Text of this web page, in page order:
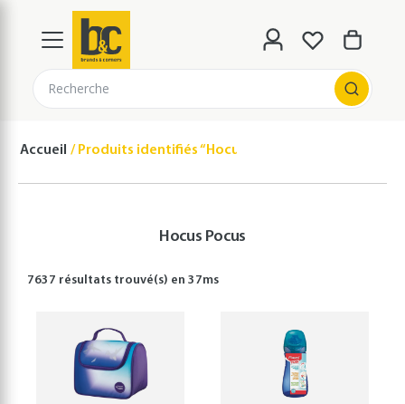
Recherche
Accueil Produits identifiés “Hocus Pocus”
Hocus Pocus
7637 résultats trouvé(s) en37ms